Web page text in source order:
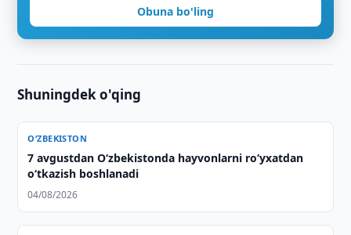
Obuna bo'ling
Shuningdek o'qing
O‘ZBEKISTON
7 avgustdan O‘zbekistonda hayvonlarni ro‘yxatdan
o‘tkazish boshlanadi
04/08/2026